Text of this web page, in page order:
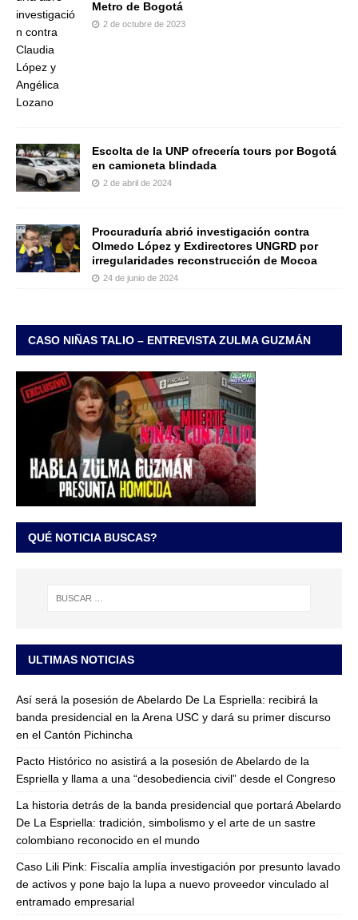
Metro de Bogotá
2 de octubre de 2023
Escolta de la UNP ofrecería tours por Bogotá
en camioneta blindada
2 de abril de 2024
Procuraduría abrió investigación contra
Olmedo López y Exdirectores UNGRD por
irregularidades reconstrucción de Mocoa
24 de junio de 2024
CASO NIÑAS TALIO – ENTREVISTA ZULMA GUZMÁN
QUÉ NOTICIA BUSCAS?
ULTIMAS NOTICIAS
Así será la posesión de Abelardo De La Espriella: recibirá la
banda presidencial en la Arena USC y dará su primer discurso
en el Cantón Pichincha
Pacto Histórico no asistirá a la posesión de Abelardo de la
Espriella y llama a una “desobediencia civil” desde el Congreso
La historia detrás de la banda presidencial que portará Abelardo
De La Espriella: tradición, simbolismo y el arte de un sastre
colombiano reconocido en el mundo
Caso Lili Pink: Fiscalía amplía investigación por presunto lavado
de activos y pone bajo la lupa a nuevo proveedor vinculado al
entramado empresarial